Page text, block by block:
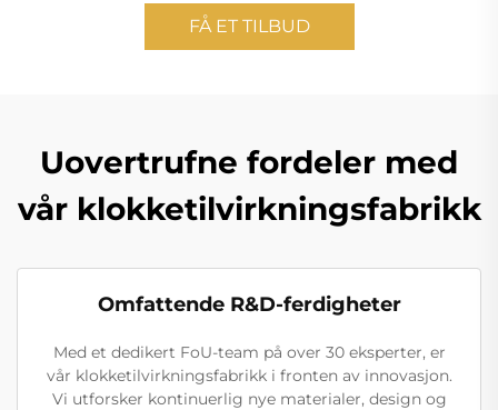
FÅ ET TILBUD
Uovertrufne fordeler med
vår klokketilvirkningsfabrikk
Omfattende R&D-ferdigheter
Med et dedikert FoU-team på over 30 eksperter, er
vår klokketilvirkningsfabrikk i fronten av innovasjon.
Vi utforsker kontinuerlig nye materialer, design og